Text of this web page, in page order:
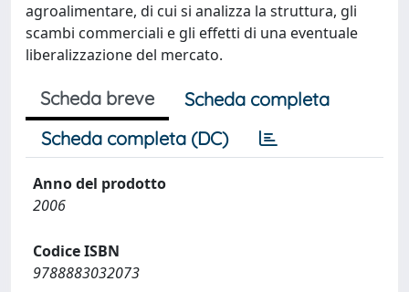
agroalimentare, di cui si analizza la struttura, gli
scambi commerciali e gli effetti di una eventuale
liberalizzazione del mercato.
Scheda breve
Scheda completa
Scheda completa (DC)
Anno del prodotto
2006
Codice ISBN
9788883032073